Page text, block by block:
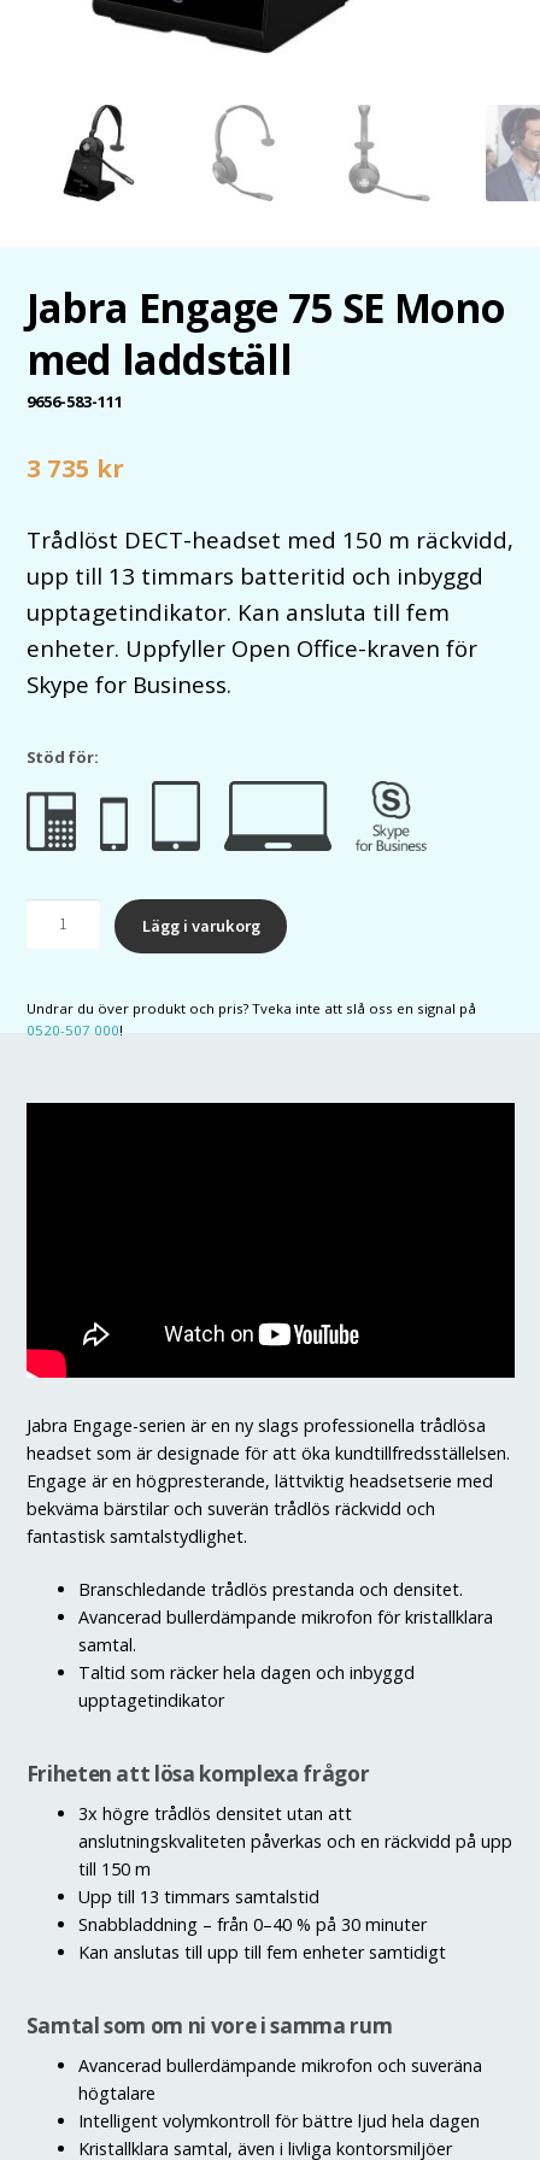
Jabra Engage 75 SE Mono
med laddställ
9656-583-111
3 735 kr
Trådlöst DECT-headset med 150 m räckvidd,
upp till 13 timmars batteritid och inbyggd
upptagetindikator. Kan ansluta till fem
enheter. Uppfyller Open Office-kraven för
Skype for Business.
Stöd för:
Mono
mängd
Lägg i varukorg
Undrar du över produkt och pris? Tveka inte att slå oss en signal på
0520-507 000!
Jabra Engage-serien är en ny slags professionella trådlösa
headset som är designade för att öka kundtillfredsställelsen.
Engage är en högpresterande, lättviktig headsetserie med
bekväma bärstilar och suverän trådlös räckvidd och
fantastisk samtalstydlighet.
Branschledande trådlös prestanda och densitet.
Avancerad bullerdämpande mikrofon för kristallklara
samtal.
Taltid som räcker hela dagen och inbyggd
upptagetindikator
Friheten att lösa komplexa frågor
3x högre trådlös densitet utan att
anslutningskvaliteten påverkas och en räckvidd på upp
till 150 m
Upp till 13 timmars samtalstid
Snabbladdning – från 0–40 % på 30 minuter
Kan anslutas till upp till fem enheter samtidigt
Samtal som om ni vore i samma rum
Avancerad bullerdämpande mikrofon och suveräna
högtalare
Intelligent volymkontroll för bättre ljud hela dagen
Kristallklara samtal, även i livliga kontorsmiljöer